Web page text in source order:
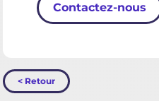
Contactez-nous
< Retour